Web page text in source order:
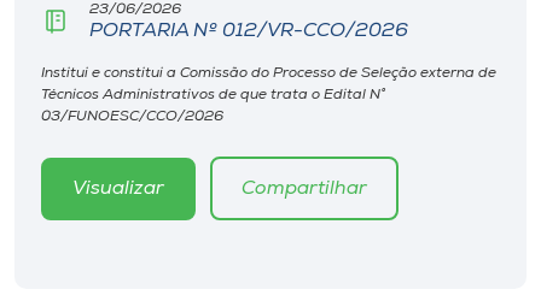
Store
o idioma
23/06/2026
PORTARIA Nº 012/VR-CCO/2026
Institui e constitui a Comissão do Processo de Seleção externa de
Técnicos Administrativos de que trata o Edital N°
03/FUNOESC/CCO/2026
Visualizar Compartilhar